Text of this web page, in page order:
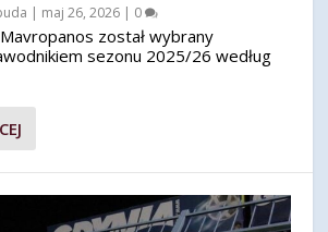
| maj 26, 2026 | 0
został wybrany
sezonu 2025/26 według